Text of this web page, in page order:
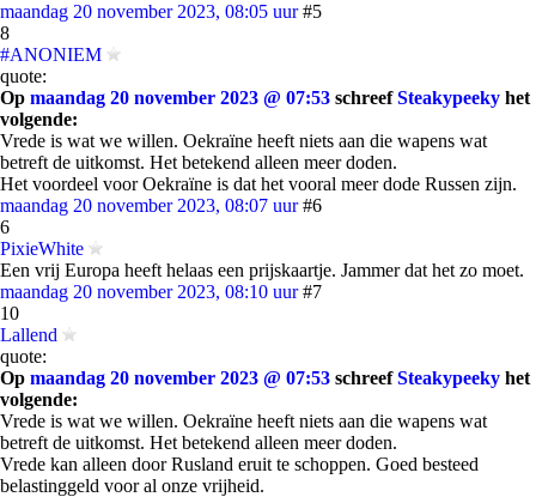
maandag 20 november 2023, 08:05 uur #5
8
#ANONIEM
quote:
Op maandag 20 november 2023 @ 07:53 schreefSteakypeeky het
volgende:
Vrede is wat we willen. Oekraïne heeft niets aan die wapens wat
betreft de uitkomst. Het betekend alleen meer doden.
Het voordeel voor Oekraïne is dat het vooral meer dode Russen zijn.
maandag 20 november 2023, 08:07 uur #6
6
PixieWhite
Een vrij Europa heeft helaas een prijskaartje. Jammer dat het zo moet.
maandag 20 november 2023, 08:10 uur #7
10
Lallend
quote:
Op maandag 20 november 2023 @ 07:53 schreefSteakypeeky het
volgende:
Vrede is wat we willen. Oekraïne heeft niets aan die wapens wat
betreft de uitkomst. Het betekend alleen meer doden.
Vrede kan alleen door Rusland eruit te schoppen. Goed besteed
belastinggeld voor al onze vrijheid.